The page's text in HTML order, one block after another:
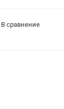
В сравнение